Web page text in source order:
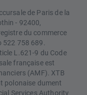
de Paris de la
- 92400,
du commerce
522 758 689.
L.621-9 du Code
française est
(AMF). XTB
polonaise dument
Services Authority